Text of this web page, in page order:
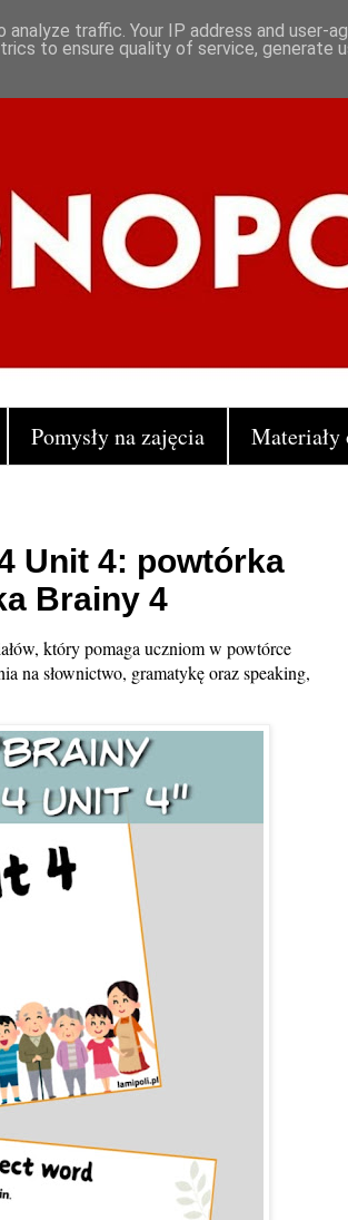
Pomysły na zajęcia
Unit 4: powtórka
Brainy 4
który pomaga uczniom w powtórce
na słownictwo, gramatykę oraz speaking,
traffic. Your IP address and user-
to ensure quality of service, generate